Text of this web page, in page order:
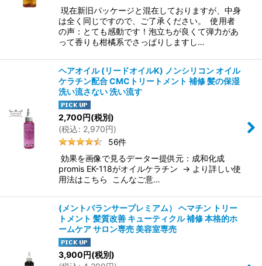
現在新旧パッケージと混在しておりますが、中身
は全く同じですので、ご了承ください。 使用者
の声：とても感動です！泡立ちが良くて弾力があ
って香りも柑橘系でさっぱりしますし…
ヘアオイル (リードオイルK) ノンシリコン オイル
ケラチン配合 CMCトリートメント 補修 髪の保湿
洗い流さない 洗い流す
2,700円(税別)
(税込: 2,970円)
56件
効果を画像で見るデーター提供元：成和化成
promis EK-118がオイルケラチン → より詳しい使
用法はこちら こんなご意…
(メントバランサープレミアム） ヘマチン トリー
トメント 髪質改善 キューティクル 補修 本格的ホ
ームケア サロン専売 美容室専売
3,900円(税別)